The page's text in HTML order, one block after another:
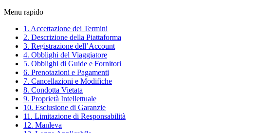
Menu rapido
1. Accettazione dei Termini
2. Descrizione della Piattaforma
3. Registrazione dell’Account
4. Obblighi del Viaggiatore
5. Obblighi di Guide e Fornitori
6. Prenotazioni e Pagamenti
7. Cancellazioni e Modifiche
8. Condotta Vietata
9. Proprietà Intellettuale
10. Esclusione di Garanzie
11. Limitazione di Responsabilità
12. Manleva